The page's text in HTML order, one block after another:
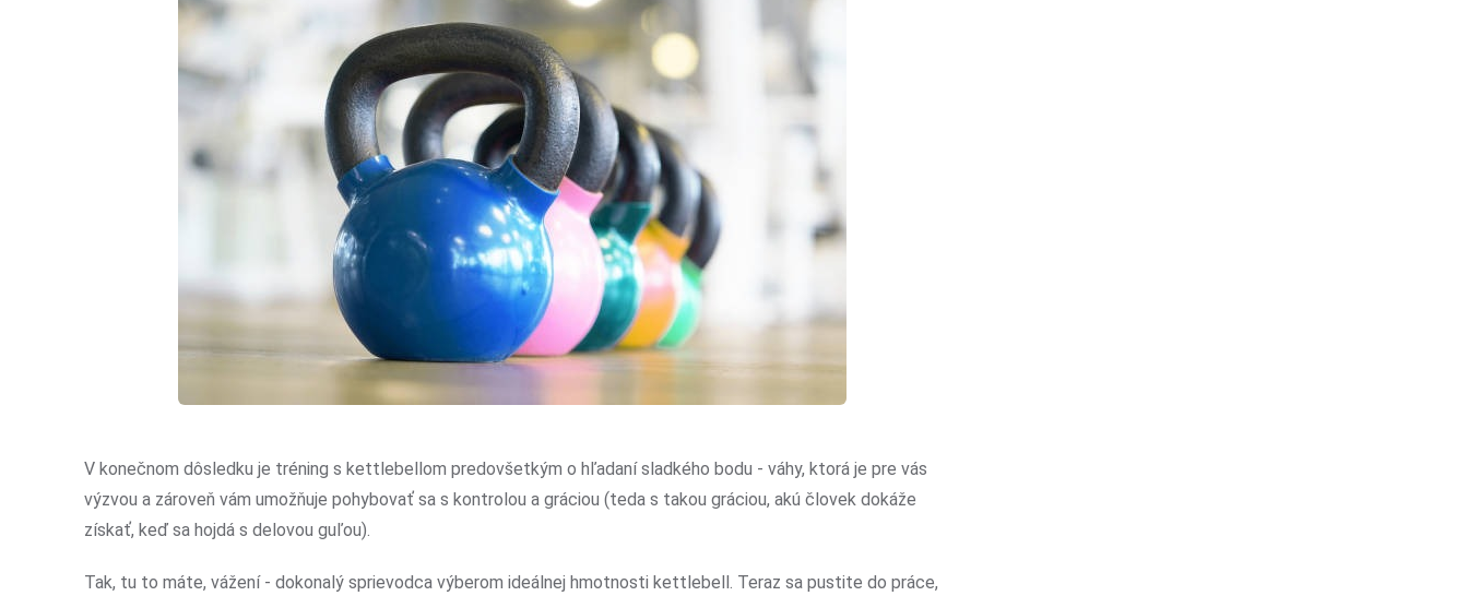
V konečnom dôsledku je tréning s kettlebellom predovšetkým o hľadaní sladkého bodu - váhy, ktorá je pre vás
výzvou a zároveň vám umožňuje pohybovať sa s kontrolou a gráciou (teda s takou gráciou, akú človek dokáže
získať, keď sa hojdá s delovou guľou).
Tak, tu to máte, vážení - dokonalý sprievodca výberom ideálnej hmotnosti kettlebell. Teraz sa pustite do práce,